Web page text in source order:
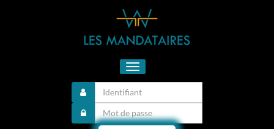
Toggle
navigation